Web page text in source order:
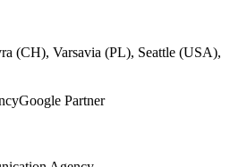
(CH), Varsavia (PL), Seattle (USA),